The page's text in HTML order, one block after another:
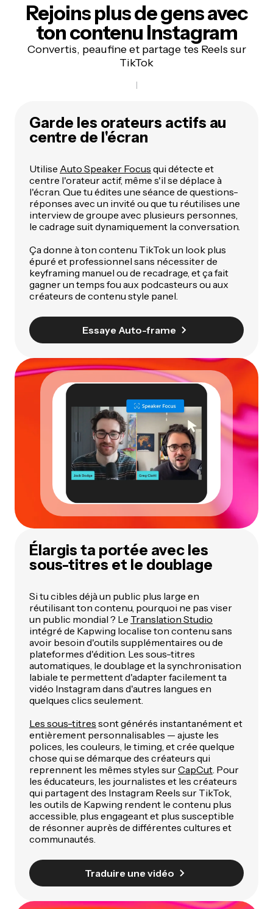
Rejoins plus de gens avec
toncontenu Instagram
Convertis, peaufine et partage tes Reels sur
TikTok
Garde les orateurs actifs au
centre de l'écran
Utilise Auto Speaker Focus qui détecte et
centre l'orateur actif, même s'il se déplace à
l'écran. Que tu édites une séance de questions-
réponses avec un invité ou que tu réutilises une
interview de groupe avec plusieurs personnes,
le cadrage suit dynamiquement la conversation.
Ça donne à ton contenu TikTok un look plus
épuré et professionnel sans nécessiter de
keyframing manuel ou de recadrage, et ça fait
gagner un temps fou aux podcasteurs ou aux
créateurs de contenu style panel.
Essaye Auto-frame
Élargis ta portée avec les
sous-titres et le doublage
Si tu cibles déjà un public plus large en
réutilisant ton contenu, pourquoi ne pas viser
un public mondial ? Le Translation Studio
intégré de Kapwing localise ton contenu sans
avoir besoin d'outils supplémentaires ou de
plateformes d'édition. Les sous-titres
automatiques, le doublage et la synchronisation
labiale te permettent d'adapter facilement ta
vidéo Instagram dans d'autres langues en
quelques clics seulement.
Les sous-titres sont générés instantanément et
entièrement personnalisables — ajuste les
polices, les couleurs, le timing, et crée quelque
chose qui se démarque des créateurs qui
reprennent les mêmes styles surCapCut . Pour
les éducateurs, les journalistes et les créateurs
qui partagent des Instagram Reels sur TikTok,
les outils de Kapwing rendent le contenu plus
accessible, plus engageant et plus susceptible
de résonner auprès de différentes cultures et
communautés.
Traduire une vidéo